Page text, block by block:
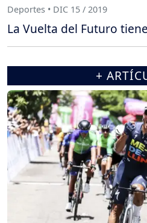
Deportes • DIC 15 / 2019
La Vuelta del Futuro
+